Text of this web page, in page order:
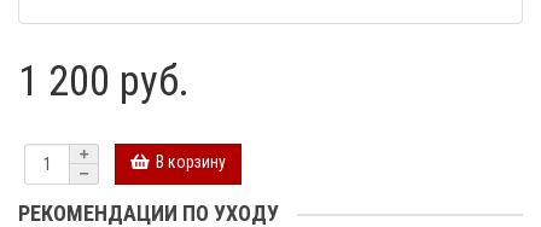
1 200 руб.
В корзину
РЕКОМЕНДАЦИИ ПО УХОДУ